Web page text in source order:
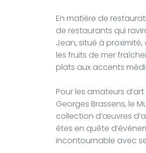
En matière de
de restaurants qui
Jean, situé à
les fruits de mer
plats aux accents
Pour les amateurs
Georges Brassens, le
collection d’œuvres
êtes en quête
incontournable avec